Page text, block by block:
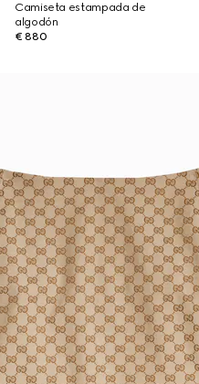
Camiseta estampada de
algodón
€ 880